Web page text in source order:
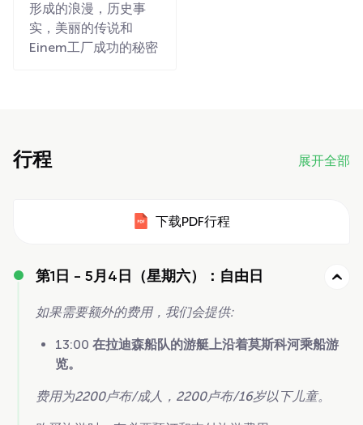
形成的浪漫，历史事
实，美丽的传说和
Einem工厂成功的秘密
行程 展开全部
下载PDF行程
第1日 - 5月4日（星期六）：自由日
如果需要额外的费用，我们会提供:
13:00 在拉迪森船队的游艇上沿着莫斯科河乘船游
览。
费用为2200卢布/成人，2200卢布/16岁以下儿童。